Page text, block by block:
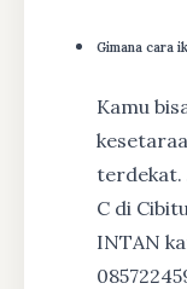
Gimana cara
Kamu
terdekat.
C di
INTAN